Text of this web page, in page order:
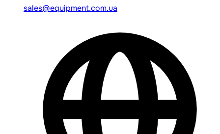
sales@equipment.com.ua